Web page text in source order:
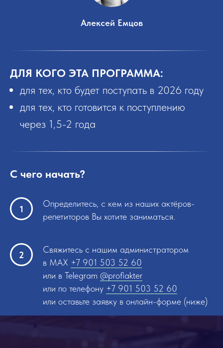
Алексей Емцов
ДЛЯ КОГО ЭТА ПРОГРАММА:
для тех, кто будет поступать в 2026 году
для тех, кто готовится к поступлению
через 1,5-2 года
С чего начать?
Определитесь, с кем из наших актёров-
репетиторов Вы хотите заниматься.
Свяжитесь с нашим администратором
в MAX +7 901 503 52 60
или в Telegram @profiakter
или по телефону +7 901 503 52 60
или оставьте заявку в онлайн-форме (ниже)